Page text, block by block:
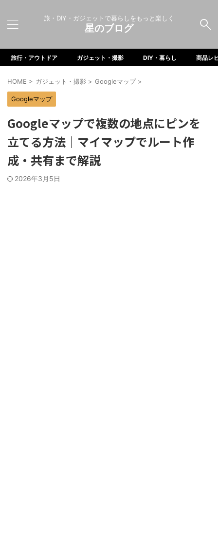
旅・DIY・ガジェットで暮らしをもっと楽しく
星のブログ
旅行・アウトドア ガジェット・撮影 DIY・暮らし 商品レ
HOME > ガジェット・撮影 > Googleマップ >
Googleマップ
Googleマップで複数の地点にピンを
立てる方法｜マイマップでルート作
成・共有まで解説
2026年3月5日